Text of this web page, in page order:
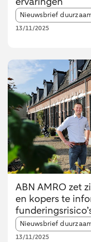
Article tags:
Nieuwsbrief
13/11/2025
ABN AMRO zet
en kopers te
Article tags:
Nieuwsbrief
13/11/2025